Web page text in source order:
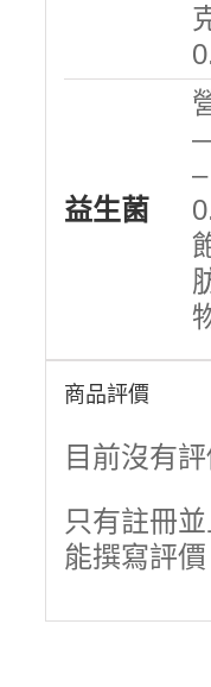
益生菌
商品評價
目前沒有評
只有註冊
能撰寫評價